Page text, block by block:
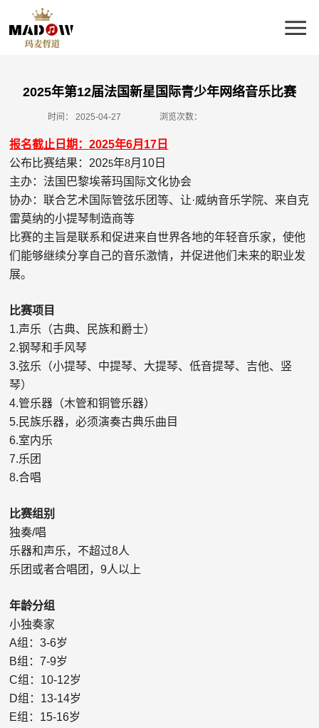
2025年第12届法国新星国际青少年网络音乐比赛
时间： 2025-04-27 浏览次数：
报名截止日期：2025年6月17日
公布比赛结果： 2025年8月10日
主办：法国巴黎埃蒂玛国际文化协会
协办：联合艺术国际管弦乐团等、让·威纳音乐学院、来自克
雷莫纳的小提琴制造商等
比赛的主旨是联系和促进来自世界各地的年轻音乐家，使他
们能够继续分享自己的音乐激情，并促进他们未来的职业发
展。
比赛项目
1.声乐（古典、民族和爵士）
2.钢琴和手风琴
3.弦乐（小提琴、中提琴、大提琴、低音提琴、吉他、竖
琴）
4.管乐器（木管和铜管乐器）
5. 民族乐器，必须演奏古典乐曲目
6.室内乐
7.乐团
8.合唱
比赛组别
独奏/唱
乐器和声乐，不超过8人
乐团或者合唱团，9人以上
年龄分组
小独奏家
A组：3-6岁
B组：7-9岁
C组： 10-12岁
D组： 13-14岁
E组： 15-16岁